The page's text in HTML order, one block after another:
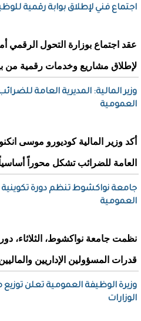
اجتماع فني لإطلاق بوابة رقمية
عقد اجتماع بوزارة التحول الرقمي
لإطلاق مشاريع وخدمات رقمية من
وزير المالية: المديرية العامة
العمومية
أكد وزير المالية كوديورو موسى
العامة للضرائب تشكل محوراً
جامعة نواكشوط تنظم دورة
العمومية
نظمت جامعة نواكشوط، الثلاثاء،
قدرات المسؤولين الإداريين
الوزارات